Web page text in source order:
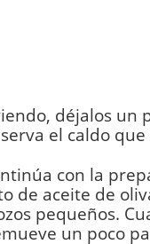
déjalos un
el caldo
con la
de aceite de
pequeños.
un poco